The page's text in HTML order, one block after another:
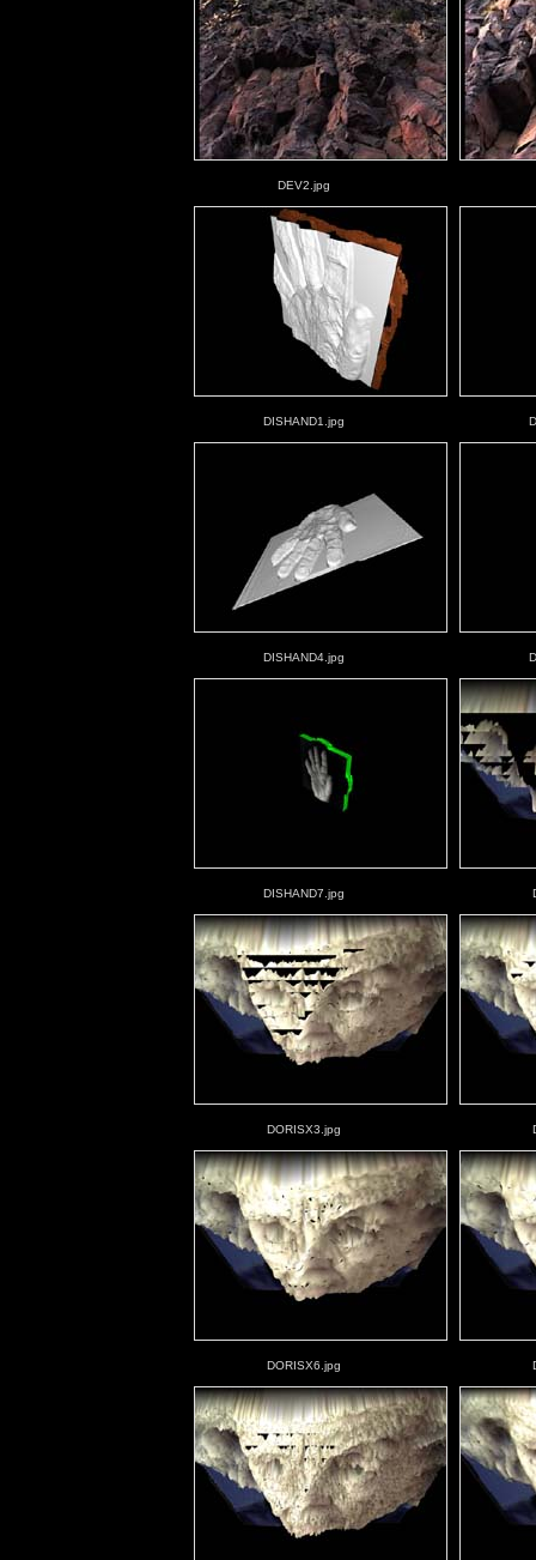
DEV2.jpg
DISHAND1.jpg
DISHAND4.jpg
DISHAND7.jpg
DORISX3.jpg
DORISX6.jpg